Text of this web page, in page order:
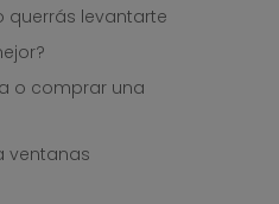
querrás levantarte
o comprar una
ventanas